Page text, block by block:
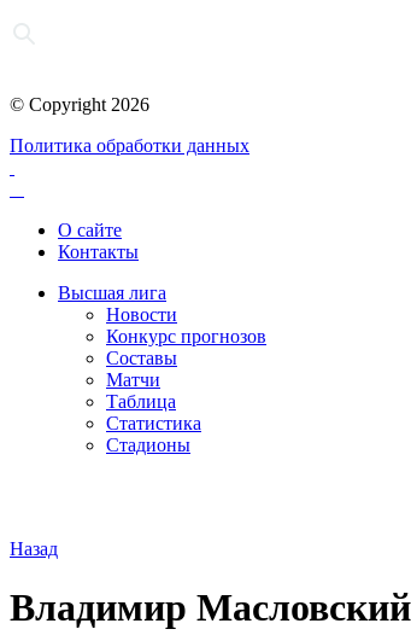
© Copyright 2026
Политика обработки данных
О сайте
Контакты
Высшая лига
Новости
Конкурс прогнозов
Составы
Матчи
Таблица
Статистика
Стадионы
Назад
Владимир